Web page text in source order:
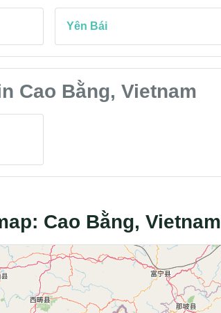
Yên Bái
Cao Bằng, Vietnam
Cao Bằng, Vietnam